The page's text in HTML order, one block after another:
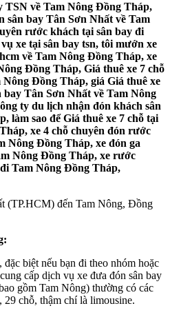
TSN về Tam Nông Đồng Tháp,
sân bay Tân Sơn Nhất về Tam
rước khách tại sân bay đi
xe tại sân bay tsn, tôi mướn xe
về Tam Nông Đồng Tháp, xe
Đồng Tháp, Giá thuê xe 7 chỗ
Đồng Tháp, giá Giá thuê xe
bay Tân Sơn Nhất về Tam Nông
ty du lịch nhận đón khách sân
làm sao để Giá thuê xe 7 chỗ tại
xe 4 chỗ chuyên đón rước
Nông Đồng Tháp, xe đón ga
Nông Đồng Tháp, xe rước
Tam Nông Đồng Tháp,
(TP.HCM) đến Tam Nông, Đồng
biệt nếu bạn đi theo nhóm hoặc
cấp dịch vụ xe đưa đón sân bay
gồm Tam Nông) thường có các
chỗ, thậm chí là limousine.